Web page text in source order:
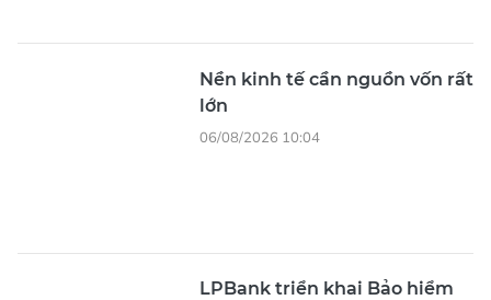
Nền kinh tế cần nguồn vốn rất
lớn
06/08/2026 10:04
LPBank triển khai Bảo hiểm